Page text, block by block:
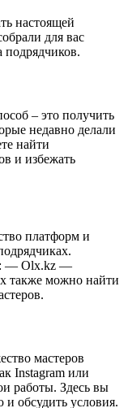
настоящей
для вас
подрядчиков.
– это получить
недавно делали
найти
и избежать
платформ и
— Olx.kz —
также можно найти
мастеров
Instagram или
работы. Здесь вы
обсудить условия.